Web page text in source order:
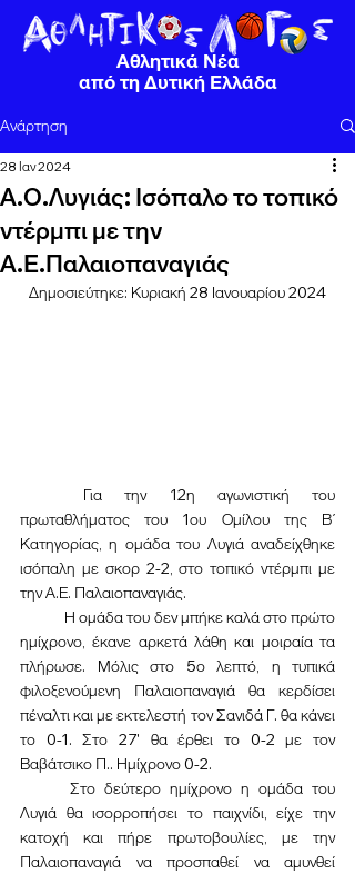
Αθλητικά Νέα
από τη Δυτική Ελλάδα
Ανάρτηση
Α.Ο.Λυγιάς: Ισόπαλο το τοπικό
ντέρμπι με την
Α.Ε.Παλαιοπαναγιάς
28 Ιαν 2024
Δημοσιεύτηκε: Κυριακή 28 Ιανουαρίου 2024
πρωταθλήματος του 1ου Ομίλου της Β΄
Κατηγορίας, η ομάδα του Λυγιά αναδείχθηκε
ισόπαλη με σκορ 2-2, στο τοπικό ντέρμπι με
την Α.Ε. Παλαιοπαναγιάς.
ημίχρονο, έκανε αρκετά λάθη και μοιραία τα
πλήρωσε. Μόλις στο 5ο λεπτό, η τυπικά
φιλοξενούμενη Παλαιοπαναγιά θα κερδίσει
πέναλτι και με εκτελεστή τον Σανιδά Γ. θα κάνει
το 0-1. Στο 27' θα έρθει το 0-2 με τον
Βαβάτσικο Π.. Ημίχρονο 0-2.
Λυγιά θα ισορροπήσει το παιχνίδι, είχε την
κατοχή και πήρε πρωτοβουλίες, με την
Παλαιοπαναγιά να προσπαθεί να αμυνθεί